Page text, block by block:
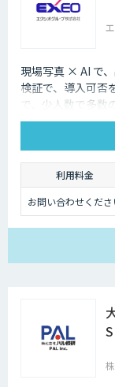
現場写真 × AI で
検証で、導入可否
で、少人数で多
スピーディに把握
利用料金
お問い合わせくださ